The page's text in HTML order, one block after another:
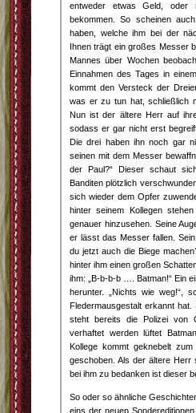
entweder etwas Geld,
bekommen. So scheinen
haben, welche ihm bei der
Ihnen trägt ein großes Messer
Mannes über Wochen
Einnahmen des Tages in
kommt den Versteck der
was er zu tun hat, schließlich
Nun ist der ältere Herr auf
sodass er gar nicht erst
Die drei haben ihn noch gar
seinen mit dem Messer
der Paul?“ Dieser schaut
Banditen plötzlich
sich wieder dem Opfer
hinter seinem Kollegen
genauer hinzusehen. Seine
er lässt das Messer fallen.
du jetzt auch die Biege
hinter ihm einen großen
ihm: „B-b-b-b …. Batman!“ Ein
herunter. „Nichts wie weg!“,
Fledermausgestalt erkannt
steht bereits die Polizei von
verhaftet werden lüftet
Kollege kommt geknebelt
geschoben. Als der ältere
bei ihm zu bedanken ist dieser
So oder so ähnliche
eins der neuen